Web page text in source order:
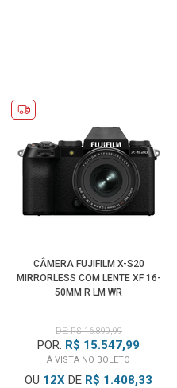
CÂMERA FUJIFILM X-S20
MIRRORLESS COM LENTE XF 16-
50MM R LM WR
DE: R$ 16.899,99
POR: R$ 15.547,99
À VISTA NO BOLETO
OU 12X DE R$ 1.408,33